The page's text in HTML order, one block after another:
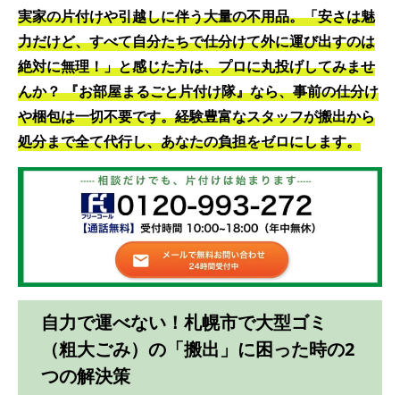
実家の片付けや引越しに伴う大量の不用品。「安さは魅
力だけど、すべて自分たちで仕分けて外に運び出すのは
絶対に無理！」と感じた方は、プロに丸投げしてみませ
んか？ 『お部屋まるごと片付け隊』なら、事前の仕分け
や梱包は一切不要です。経験豊富なスタッフが搬出から
処分まで全て代行し、あなたの負担をゼロにします。
自力で運べない！札幌市で大型ゴミ
（粗大ごみ）の「搬出」に困った時の2
つの解決策